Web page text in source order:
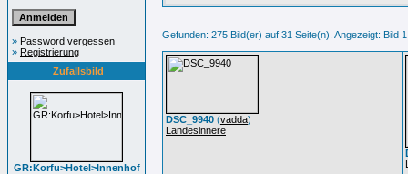
» Password vergessen
» Registrierung
Zufallsbild
GR:Korfu>Hotel>Innenhof
Gefunden: 275 Bild(er) auf 31 Seite(n). Angezeigt: Bild
DSC_9940 (vadda)
Landesinnere